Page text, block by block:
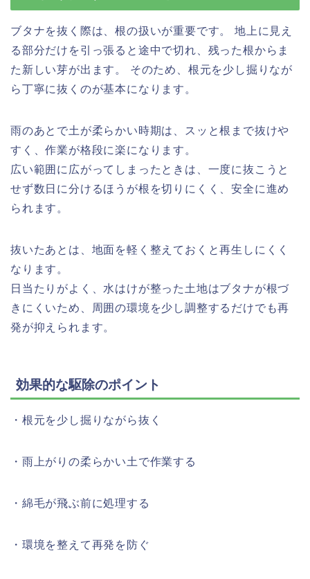
ブタナを抜く際は、根の扱いが重要です。 地上に見え
る部分だけを引っ張ると途中で切れ、残った根からま
た新しい芽が出ます。 そのため、根元を少し掘りなが
ら丁寧に抜くのが基本になります。
雨のあとで土が柔らかい時期は、スッと根まで抜けや
すく、作業が格段に楽になります。
広い範囲に広がってしまったときは、一度に抜こうと
せず数日に分けるほうが根を切りにくく、安全に進め
られます。
抜いたあとは、地面を軽く整えておくと再生しにくく
なります。
日当たりがよく、水はけが整った土地はブタナが根づ
きにくいため、周囲の環境を少し調整するだけでも再
発が抑えられます。
効果的な駆除のポイント
・根元を少し掘りながら抜く
・雨上がりの柔らかい土で作業する
・綿毛が飛ぶ前に処理する
・環境を整えて再発を防ぐ